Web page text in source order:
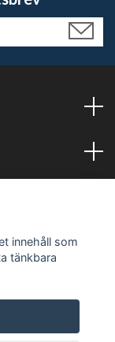
innehåll som
tänkbara